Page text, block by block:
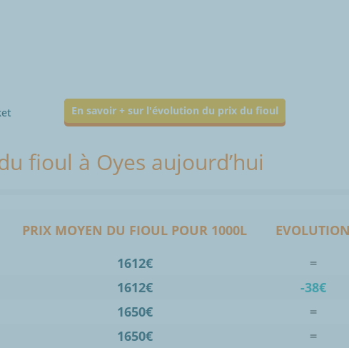
En savoir + sur l'évolution du prix du fioul
fioul à Oyes aujourd’hui
PRIX MOYEN DU FIOUL POUR 1000L
EVOLUTION
1612€
=
1612€
-38€
1650€
=
1650€
=